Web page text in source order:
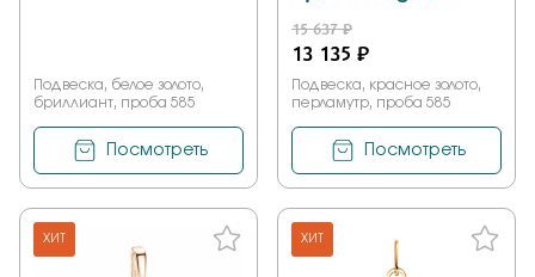
Подвеска, белое золото,
бриллиант, проба 585
Посмотреть
15 637 ₽
13 135 ₽
Подвеска, красное золото,
перламутр, проба 585
Посмотреть
ХИТ ХИТ